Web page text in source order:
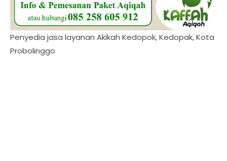
Penyedia jasa layanan Akikah Kedopok, Kedopak, Kota
Probolinggo